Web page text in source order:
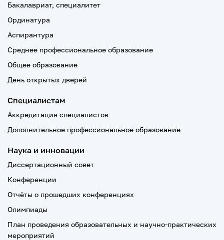
Бакалавриат, специалитет
Ординатура
Аспирантура
Среднее профессиональное образование
Общее образование
День открытых дверей
Специалистам
Аккредитация специалистов
Дополнительное профессиональное образование
Наука и инновации
Диссертационный совет
Конференции
Отчёты о прошедших конференциях
Олимпиады
План проведения образовательных и научно-практических
мероприятий